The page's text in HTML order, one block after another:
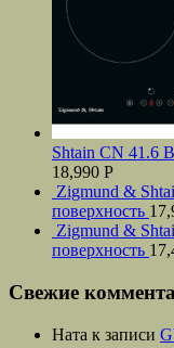
Shtain CN 41.6
18,990 Р
Zigmund &
поверхность
Zigmund &
поверхность
Свежие
Ната к записи